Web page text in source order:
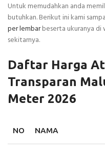
Untuk memudahkan anda
butuhkan. Berikut ini kami
per lembarbeserta ukuranya di
sekitarnya.
Daftar Harga
Transparan
Meter 2026
NO NAMA